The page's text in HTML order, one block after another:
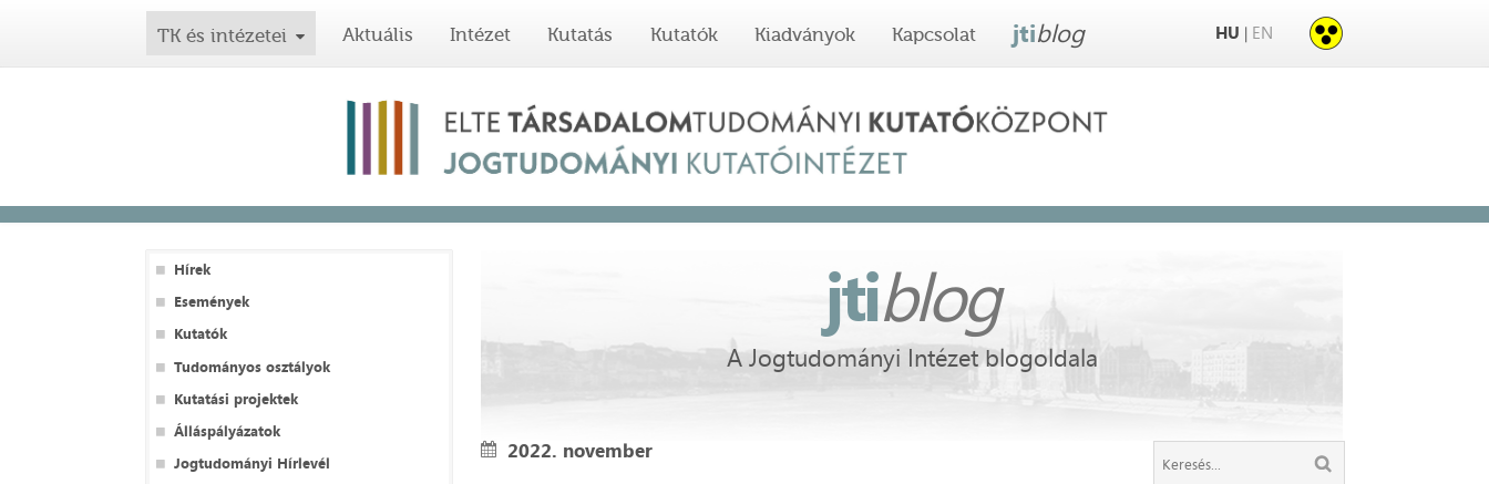
TK és intézetei Aktuális Intézet Kutatás Kutatók Kiadványok Kapcsolat jtiblog HU | EN
Hírek
Események
Kutatók
Tudományos osztályok
Kutatási projektek
Álláspályázatok
Jogtudományi Hírlevél
jtiblog
A Jogtudományi Intézet blogoldala
2022. november